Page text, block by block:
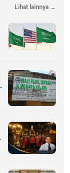
Lihat lainnya →